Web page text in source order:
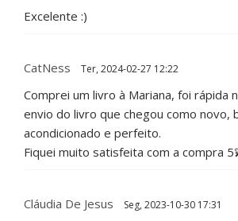
Excelente :)
CatNess Ter, 2024-02-27 12:22
Comprei um livro à Mariana, foi rápida
envio do livro que chegou como novo,
acondicionado e perfeito.
Fiquei muito satisfeita com a compra
Cláudia De Jesus Seg, 2023-10-30 17:31